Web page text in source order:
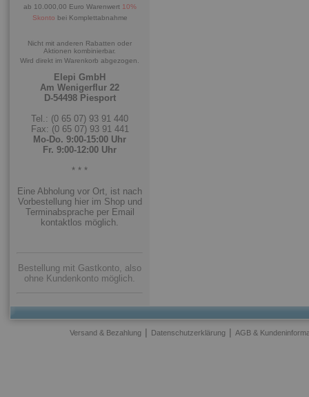
ab 10.000,00 Euro Warenwert 10%
Skonto bei Komplettabnahme
Nicht mit anderen Rabatten oder
Aktionen kombinierbar.
Wird direkt im Warenkorb abgezogen.
Elepi GmbH
Am Wenigerflur 22
D-54498 Piesport
Tel.: (0 65 07) 93 91 440
Fax: (0 65 07) 93 91 441
Mo-Do. 9:00-15:00 Uhr
Fr. 9:00-12:00 Uhr
* * *
Eine Abholung vor Ort, ist nach
Vorbestellung hier im Shop und
Terminabsprache per Email
kontaktlos möglich.
Bestellung mit Gastkonto, also
ohne Kundenkonto möglich.
Versand & Bezahlung | Datenschutzerklärung | AGB &